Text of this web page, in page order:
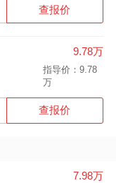
查报价
9.78万
指导价：9.78
万
查报价
7.98万